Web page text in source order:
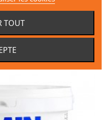
panier
TOUT